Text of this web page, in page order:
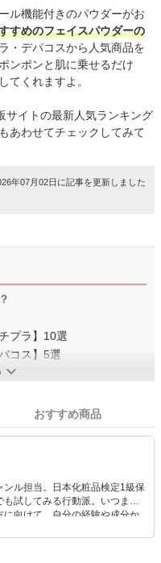
ル機能付きのパウダーがお
すめのフェイスパウダーの
・デパコスから人気商品を
ンポンと肌に乗せるだけ
てくれますよ。
サイトの最新人気ランキング
あわせてチェックしてみて
年07月02日に記事を更新しました
プラ】10選
コス】5選
おすすめ商品
ル担当。日本化粧品検定1級保
試してみる行動派。いつまで
に向けて、自分の経験や成分か